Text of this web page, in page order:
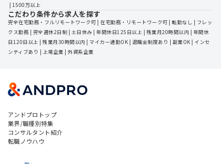
| 1500万以上
こだわり条件から求人を探す
完全在宅勤務・フルリモートワーク可 | 在宅勤務・リモートワーク可 | 転勤なし | フレッ
クス勤務 | 完全週休2日制 | 土日休み | 年間休日125日以上 | 残業月20時間以内 | 年間休
日120日以上 | 残業月30時間以内 | マイカー通勤OK | 退職金制度あり | 副業OK | インセ
ンティブあり | 上場企業 | 外資系企業
アンドプロトップ
業界/職種別特集
コンサルタント紹介
転職ノウハウ